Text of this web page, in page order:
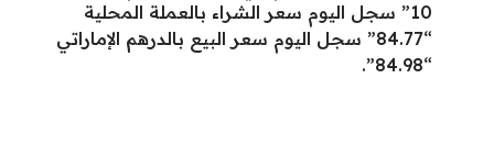
10” سجل اليوم سعر الشراء بالعملة المحلية
“84.77” سجل اليوم سعر البيع بالدرهم الإماراتي
“84.98”.